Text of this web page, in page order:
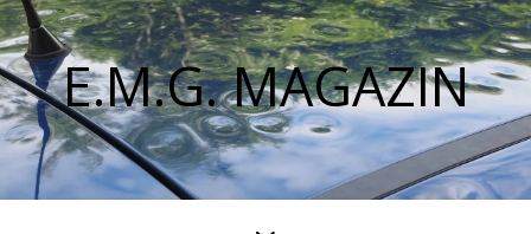
E.M.G. MAGAZIN